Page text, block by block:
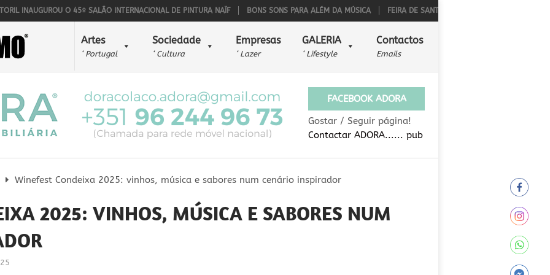
O 45º SALÃO INTERNACIONAL DE PINTURA NAÏF BONS SONS PARA ALÉM DA MÚSICA FEIRA DE SANT’IAGO 2026
Artes
‘ Portugal
Sociedade
‘ Cultura
Empresas
‘ Lazer
GALERIA
‘ Lifestyle
Contactos
Emails
FACEBOOK ADORA
Gostar / Seguir página!
Contactar ADORA...... pub
Winefest Condeixa 2025: vinhos, música e sabores num cenário inspirador
2025: VINHOS, MÚSICA E SABORES NUM